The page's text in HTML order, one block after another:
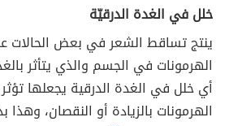
خلل في الغدة الدرقيّة
ينتج تساقط الشعر في بعض الحالات
الهرمونات في الجسم والذي يتأثر
أي خلل في الغدة الدرقية يجعلها
الهرمونات بالزيادة أو النقصان، وهذا